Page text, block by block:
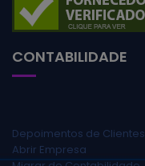
CONTABILIDADE
Depoimentos de Clientes
Abrir Empresa